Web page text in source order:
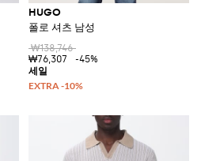
HUGO
폴로 셔츠 남성
₩138,746
₩76,307
-45%